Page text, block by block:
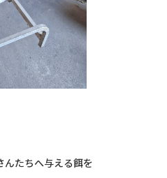
んたちへ与える餌を